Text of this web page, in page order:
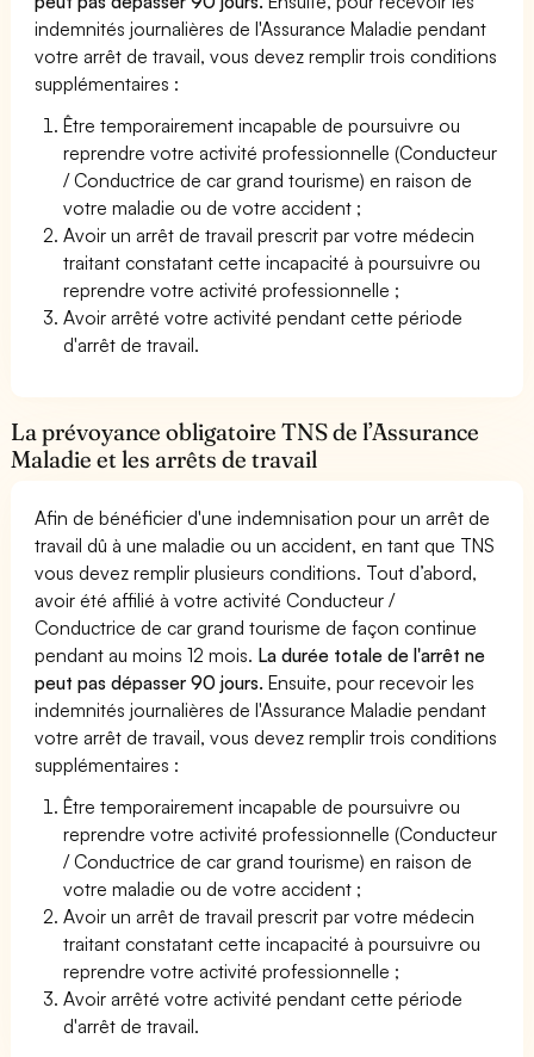
indemnités journalières de l'Assurance Maladie pendant
votre arrêt de travail, vous devez remplir trois conditions
supplémentaires :
Être temporairement incapable de poursuivre ou
reprendre votre activité professionnelle (Conducteur
/ Conductrice de car grand tourisme) en raison de
votre maladie ou de votre accident ;
Avoir un arrêt de travail prescrit par votre médecin
traitant constatant cette incapacité à poursuivre ou
reprendre votre activité professionnelle ;
Avoir arrêté votre activité pendant cette période
d'arrêt de travail.
La prévoyance obligatoire TNS de l’Assurance
Maladie et les arrêts de travail
Afin de bénéficier d'une indemnisation pour un arrêt de
travail dû à une maladie ou un accident, en tant que TNS
vous devez remplir plusieurs conditions. Tout d’abord,
avoir été affilié à votre activité Conducteur /
Conductrice de car grand tourisme de façon continue
pendant au moins 12 mois. La durée totale de l'arrêt ne
peut pas dépasser 90 jours. Ensuite, pour recevoir les
indemnités journalières de l'Assurance Maladie pendant
votre arrêt de travail, vous devez remplir trois conditions
supplémentaires :
Être temporairement incapable de poursuivre ou
reprendre votre activité professionnelle (Conducteur
/ Conductrice de car grand tourisme) en raison de
votre maladie ou de votre accident ;
Avoir un arrêt de travail prescrit par votre médecin
traitant constatant cette incapacité à poursuivre ou
reprendre votre activité professionnelle ;
Avoir arrêté votre activité pendant cette période
d'arrêt de travail.